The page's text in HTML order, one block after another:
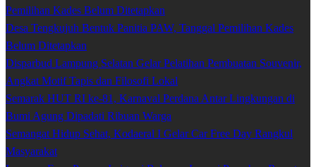
Pemilihan Kades Belum Ditetapkan
Desa Tengkujuh Bentuk Panitia PAW, Tanggal Pemilihan Kades
Belum Ditetapkan
Disparbud Lampung Selatan Gelar Pelatihan Pembuatan Souvenir,
Angkat Motif Tapis dan Filosofi Lokal
Semarak HUT RI ke-81, Karnaval Perdana Antar Lingkungan di
Bumi Agung Dipadati Ribuan Warga
Semangat Hidup Sehat, Kodaeral I Gelar Car Free Day Rangkul
Masyarakat